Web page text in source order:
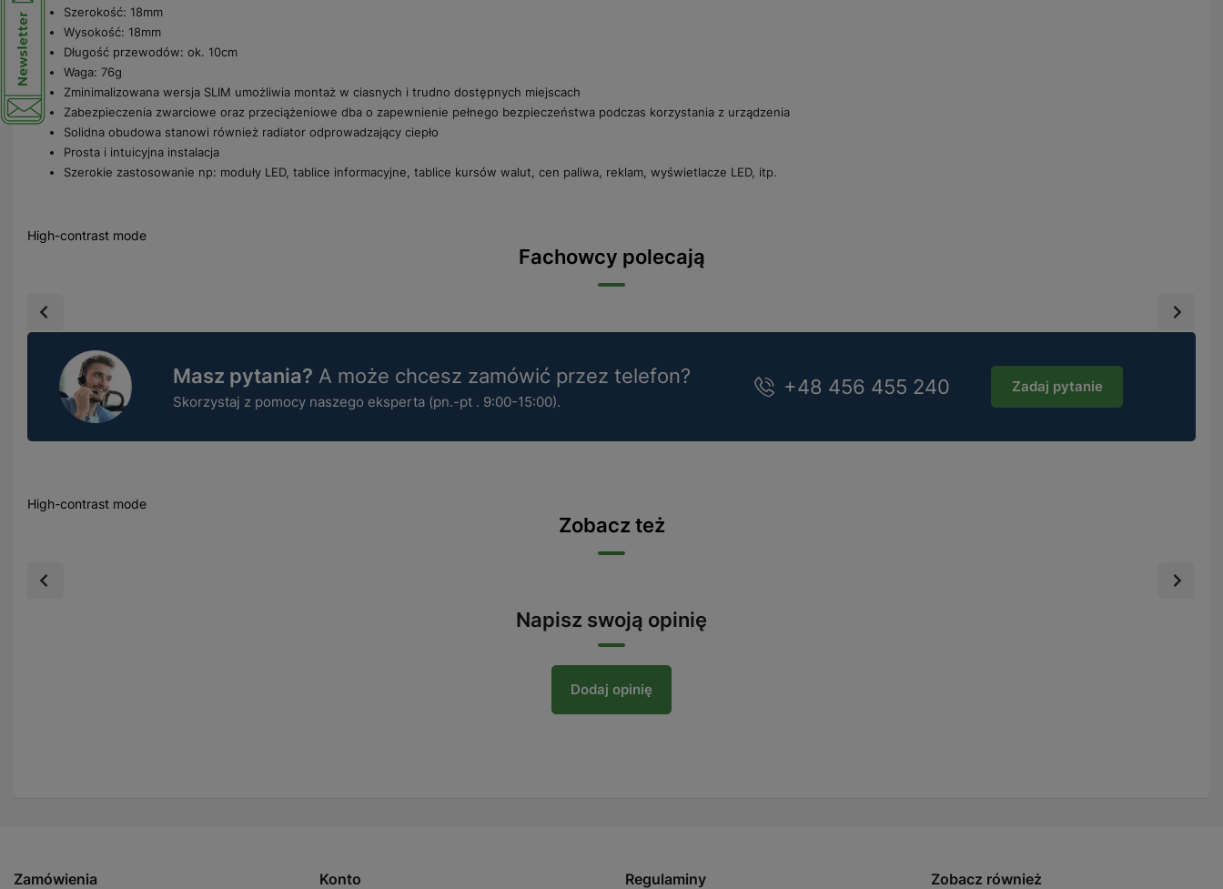
Szerokość: 18mm
Wysokość: 18mm
Długość przewodów: ok. 10cm
Waga: 76g
Zminimalizowana wersja SLIM umożliwia montaż w ciasnych i trudno dostępnych miejscach
Zabezpieczenia zwarciowe oraz przeciążeniowe dba o zapewnienie pełnego bezpieczeństwa podczas korzystania z urządzenia
Solidna obudowa stanowi również radiator odprowadzający ciepło
Prosta i intuicyjna instalacja
Szerokie zastosowanie np: moduły LED, tablice informacyjne, tablice kursów walut, cen paliwa, reklam, wyświetlacze LED, itp.
High-contrast mode
Fachowcy polecają
Masz pytania? A może chcesz zamówić przez telefon?
Skorzystaj z pomocy naszego eksperta (pn.-pt . 9:00-15:00).
+48 456 455 240 Zadaj pytanie
High-contrast mode
Zobacz też
Napisz swoją opinię
Dodaj opinię
Zamówienia Konto Regulaminy Zobacz również